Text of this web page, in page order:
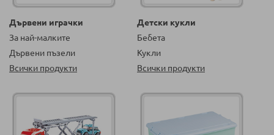
Дървени играчки
За най-малките
Дървени пъзели
Всички продукти
Детски кукли
Бебета
Кукли
Всички продукти